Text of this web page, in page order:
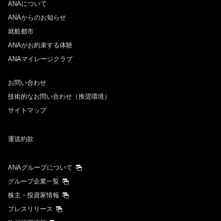
ANAについて
ANAからのお知らせ
就航都市
ANAがお約束する体験
ANAマイレージクラブ
お問い合わせ
技術的なお問い合わせ（推奨環境）
サイトマップ
運送約款
ANAグループについて
グループ企業一覧
株主・投資家情報
プレスリリース